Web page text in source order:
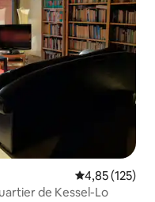
Note
4,85 (125)
de Kessel-Lo